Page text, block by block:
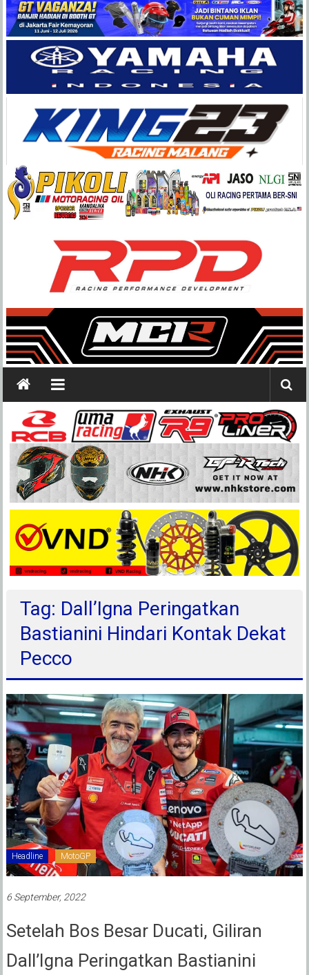
Balap
Paling
Lengkap
Tag: Dall’Igna Peringatkan
Bastianini Hindari Kontak Dekat
Pecco
Headline MotoGP
6 September, 2022
Setelah Bos Besar Ducati, Giliran
Dall’Igna Peringatkan Bastianini